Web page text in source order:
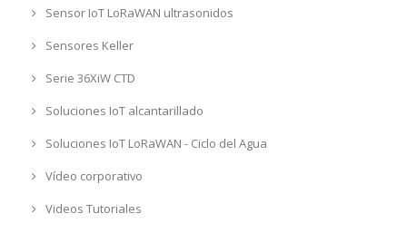
Sensor IoT LoRaWAN ultrasonidos
Sensores Keller
Serie 36XiW CTD
Soluciones IoT alcantarillado
Soluciones IoT LoRaWAN - Ciclo del Agua
Vídeo corporativo
Videos Tutoriales